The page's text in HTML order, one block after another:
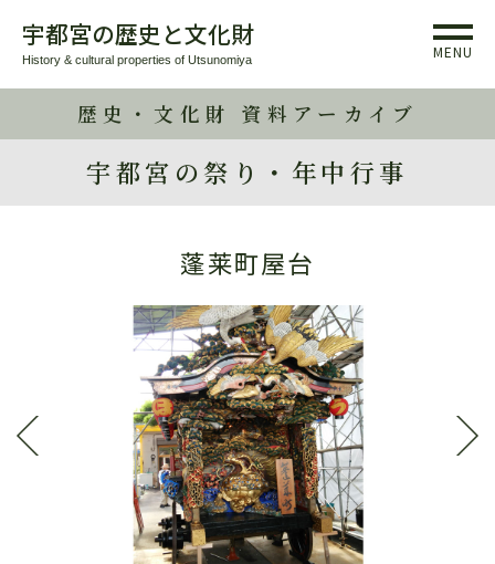
宇都宮の歴史と文化財
History & cultural properties of Utsunomiya MENU
歴史・文化財 資料アーカイブ
宇都宮の祭り・年中行事
蓬莱町屋台